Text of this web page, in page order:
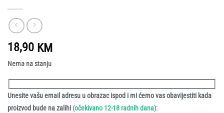
18,90 KM
Nema na stanju
Unesite vašu email adresu u obrazac ispod i mi ćemo vas obavijestiti kada
proizvod bude na zalihi (očekivano 12-18 radnih dana):